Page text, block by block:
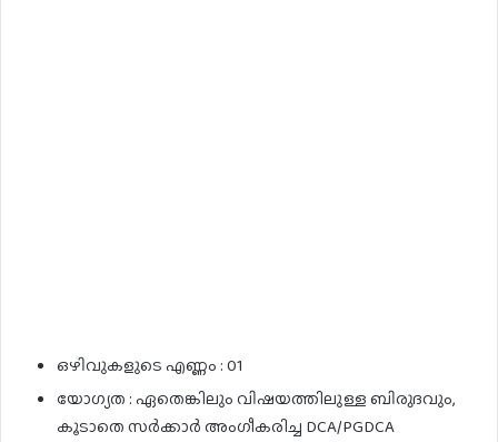
ഒഴിവുകളുടെ എണ്ണം : 01
യോഗ്യത : ഏതെങ്കിലും വിഷയത്തിലുള്ള ബിരുദവും,
കൂടാതെ സർക്കാർ അംഗീകരിച്ച DCA/PGDCA